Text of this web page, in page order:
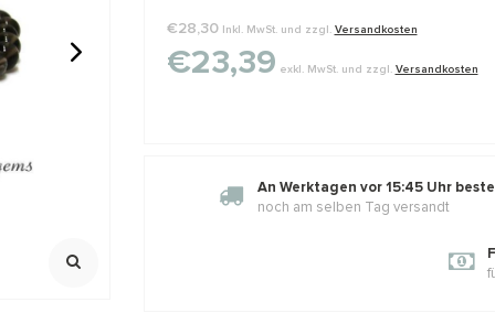
€0,74 Excl. btw
Klik voor
€2,25 Incl. btw
€28,30 Inkl. MwSt. und zzgl. Versandkosten
€23,39 exkl. MwSt. und zzgl. Versandkosten
An Werktagen vor 15:45 Uhr
noch am selben Tag versandt